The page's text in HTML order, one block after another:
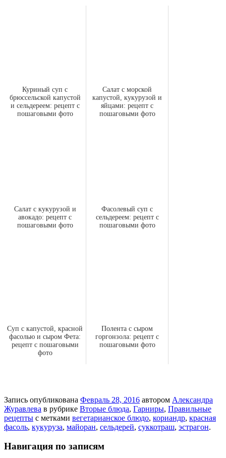
Куриный суп с
брюссельской капустой
и сельдереем: рецепт с
пошаговыми фото
Салат с морской
капустой, кукурузой и
яйцами: рецепт с
пошаговыми фото
Салат с кукурузой и
авокадо: рецепт с
пошаговыми фото
Фасолевый суп с
сельдереем: рецепт с
пошаговыми фото
Суп с капустой, красной
фасолью и сыром Фета:
рецепт с пошаговыми
фото
Полента с сыром
горгонзола: рецепт с
пошаговыми фото
Запись опубликована Февраль 28, 2016 автором Александра
Журавлева в рубрике Вторые блюда, Гарниры, Правильные
рецепты с метками вегетарианское блюдо, кориандр, красная
фасоль, кукуруза, майоран, сельдерей, суккотраш, эстрагон.
Навигация по записям